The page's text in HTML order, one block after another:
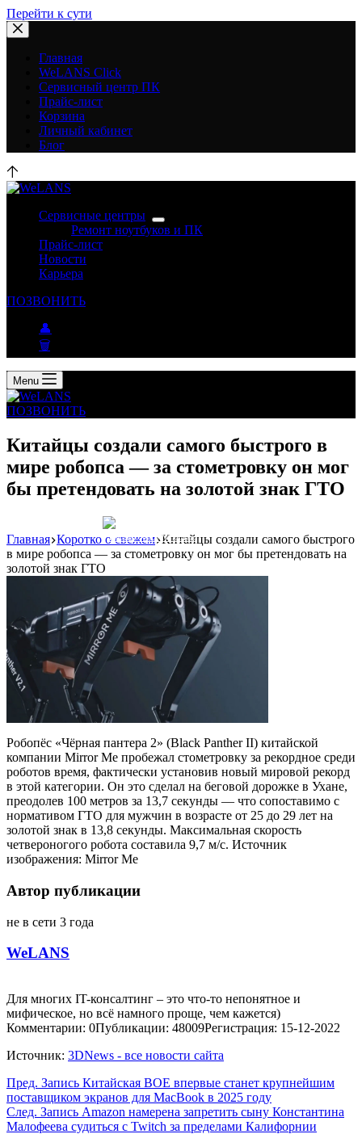
Перейти к сути
Главная
WeLANS Click
Сервисный центр ПК
Прайс-лист
Корзина
Личный кабинет
Блог
Сервисные центры
Ремонт ноутбуков и ПК
Прайс-лист
Новости
Карьера
ПОЗВОНИТЬ
👤
🗑
Menu
ПОЗВОНИТЬ
Китайцы создали самого быстрого в
мире робопса — за стометровку он мог
бы претендовать на золотой знак ГТО
Реклама: WeLANS облако
Главная Коротко о свежем Китайцы создали самого быстрого
в мире робопса — за стометровку он мог бы претендовать на
золотой знак ГТО
Робопёс «Чёрная пантера 2» (Black Panther II) китайской
компании Mirror Me пробежал стометровку за рекордное среди
роботов время, фактически установив новый мировой рекорд
в этой категории. Он это сделал на беговой дорожке в Ухане,
преодолев 100 метров за 13,7 секунды — что сопоставимо с
нормативом ГТО для мужчин в возрасте от 25 до 29 лет на
золотой знак в 13,8 секунды. Максимальная скорость
четвероногого робота составила 9,7 м/с. Источник
изображения: Mirror Me
Автор публикации
не в сети 3 года
WeLANS
Для многих IT-консалтинг – это что-то непонятное и
мифическое, но всё намного проще, чем кажется)
Комментарии: 0Публикации: 48009Регистрация: 15-12-2022
Источник: 3DNews - все новости сайта
Пред. Запись Китайская BOE впервые станет крупнейшим
поставщиком экранов для MacBook в 2025 году
След. Запись Amazon намерена запретить сыну Константина
Малофеева судиться с Twitch за пределами Калифорнии